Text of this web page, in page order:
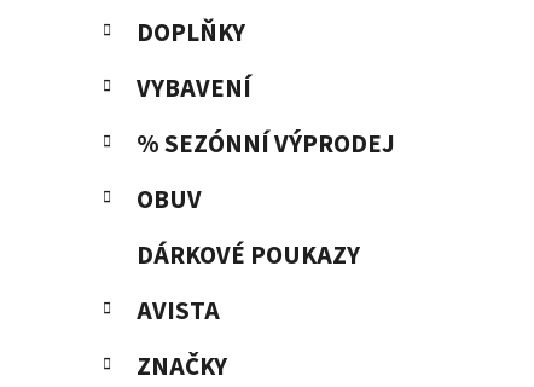
DOPLŇKY
VYBAVENÍ
% SEZÓNNÍ VÝPRODEJ
OBUV
DÁRKOVÉ POUKAZY
AVISTA
ZNAČKY